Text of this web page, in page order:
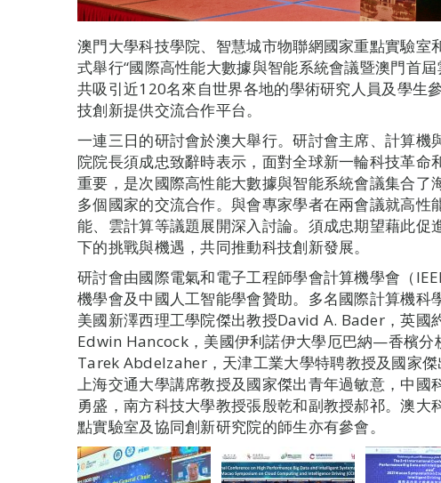
澳門大學科技學院、智慧城市物聯網國家重點實驗室
式舉行“國際高性能大數據與智能系統會議暨澳門首
共吸引近120名來自世界各地的學術研究人員及學生
技創新提供交流合作平台。
一連三日的研討會於澳大舉行。研討會主席、計算機
院院長須成忠致辭時表示，面對全球新一輪科技革命
重要，是次國際高性能大數據與智能系統會議集合了
多個國家的交流合作。與會專家學者在兩會議就高性
能、雲計算等議題展開深入討論。須成忠期望藉此促
下的挑戰與機遇，共同推動科技創新發展。
研討會由國際電氣和電子工程師學會計算機學會（
機學會及中國人工智能學會贊助。多名國際計算機科
美國新澤西理工學院傑出教授David A. Bader，英國
Edwin Hancock，美國伊利諾伊大學厄巴納—香檳分
Tarek Abdelzaher，天津工業大學特聘教授及國家
上海交通大學講席教授及國家傑出青年過敏意，中國
勇盛，南方科技大學教授張殷乾和副教授郝祁。澳大
點實驗室及協同創新研究院的師生亦有參會。